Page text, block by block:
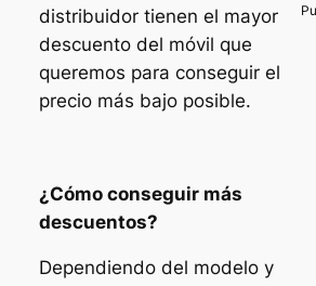
distribuidor tienen el mayor
descuento del móvil que
queremos para conseguir el
precio más bajo posible.
¿Cómo conseguir más
descuentos?
Dependiendo del modelo y